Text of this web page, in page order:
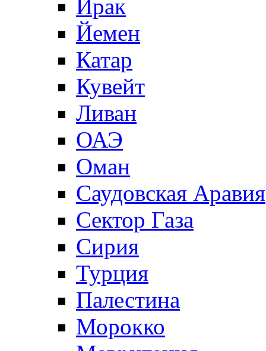
Ирак
Йемен
Катар
Кувейт
Ливан
ОАЭ
Оман
Саудовская Аравия
Сектор Газа
Сирия
Турция
Палестина
Морокко